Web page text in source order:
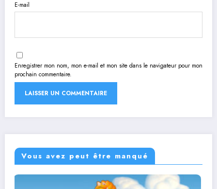
E-mail
Enregistrer mon nom, mon e-mail et mon site dans le navigateur pour mon
prochain commentaire.
Vous avez peut être manqué